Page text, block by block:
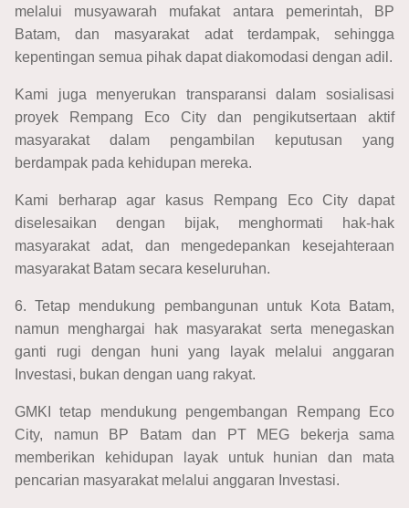
melalui musyawarah mufakat antara pemerintah, BP
Batam, dan masyarakat adat terdampak, sehingga
kepentingan semua pihak dapat diakomodasi dengan adil.
Kami juga menyerukan transparansi dalam sosialisasi
proyek Rempang Eco City dan pengikutsertaan aktif
masyarakat dalam pengambilan keputusan yang
berdampak pada kehidupan mereka.
Kami berharap agar kasus Rempang Eco City dapat
diselesaikan dengan bijak, menghormati hak-hak
masyarakat adat, dan mengedepankan kesejahteraan
masyarakat Batam secara keseluruhan.
6. Tetap mendukung pembangunan untuk Kota Batam,
namun menghargai hak masyarakat serta menegaskan
ganti rugi dengan huni yang layak melalui anggaran
Investasi, bukan dengan uang rakyat.
GMKI tetap mendukung pengembangan Rempang Eco
City, namun BP Batam dan PT MEG bekerja sama
memberikan kehidupan layak untuk hunian dan mata
pencarian masyarakat melalui anggaran Investasi.